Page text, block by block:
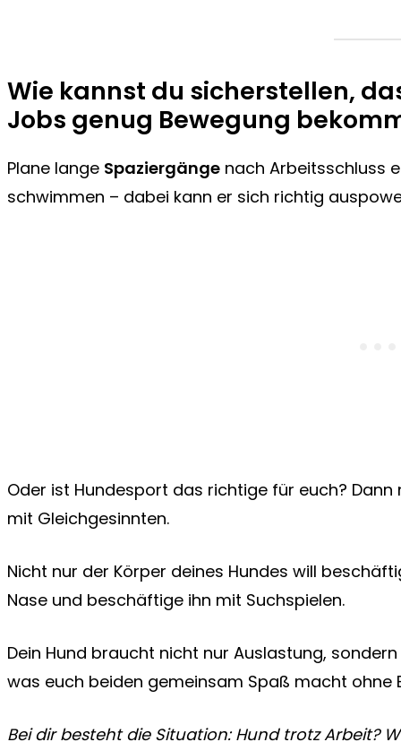
Wie kannst du sicherstellen,
Jobs genug Bewegung
Plane lange Spaziergänge nach Arbeitsschluss
schwimmen – dabei kann er sich richtig
Oder ist Hundesport das richtige für euch?
mit Gleichgesinnten.
Nicht nur der Körper deines Hundes will
Nase und beschäftige ihn mit Suchspielen.
Dein Hund braucht nicht nur Auslastung,
was euch beiden gemeinsam Spaß macht ohne
Bei dir besteht die Situation: Hund trotz Arbeit?